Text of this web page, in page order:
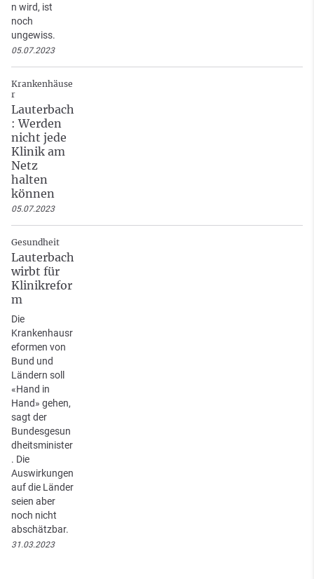
n wird, ist
noch
ungewiss.
05.07.2023
Krankenhäuse
r
Lauterbach
: Werden
nicht jede
Klinik am
Netz
halten
können
05.07.2023
Gesundheit
Lauterbach
wirbt für
Klinikrefor
m
Die
Krankenhausr
eformen von
Bund und
Ländern soll
«Hand in
Hand» gehen,
sagt der
Bundesgesun
dheitsminister
. Die
Auswirkungen
auf die Länder
seien aber
noch nicht
abschätzbar.
31.03.2023